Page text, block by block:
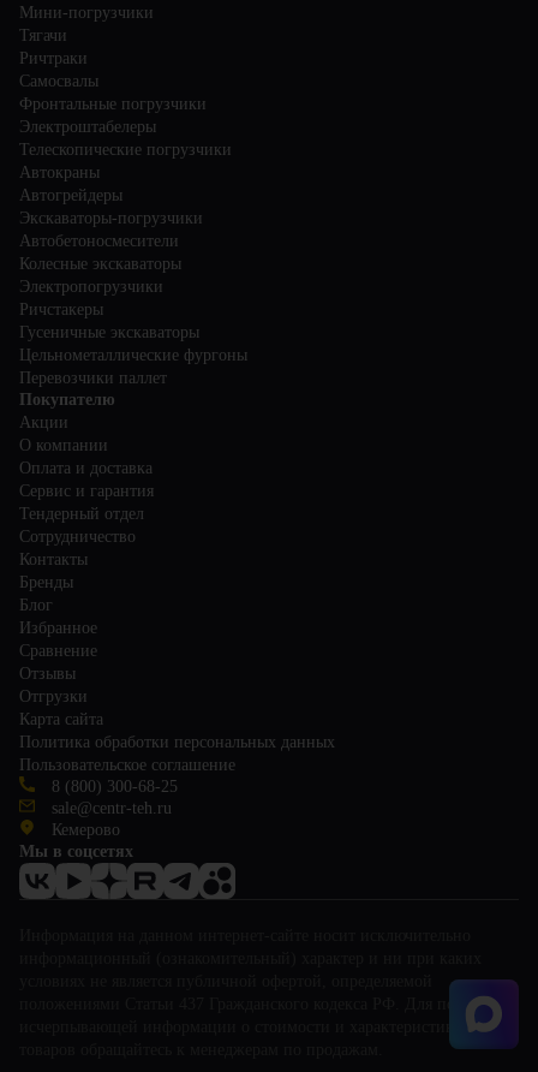
Мини-погрузчики
Тягачи
Ричтраки
Самосвалы
Фронтальные погрузчики
Электроштабелеры
Телескопические погрузчики
Автокраны
Автогрейдеры
Экскаваторы-погрузчики
Автобетоносмесители
Колесные экскаваторы
Электропогрузчики
Ричстакеры
Гусеничные экскаваторы
Цельнометаллические фургоны
Перевозчики паллет
Покупателю
Акции
О компании
Оплата и доставка
Сервис и гарантия
Тендерный отдел
Сотрудничество
Контакты
Бренды
Блог
Избранное
Сравнение
Отзывы
Отгрузки
Карта сайта
Политика обработки персональных данных
Пользовательское соглашение
8 (800) 300-68-25
sale@centr-teh.ru
Кемерово
Мы в соцсетях
положениями Статьи 437 Гражданского кодекса РФ. Для получения
исчерпывающей информации о стоимости и характеристиках